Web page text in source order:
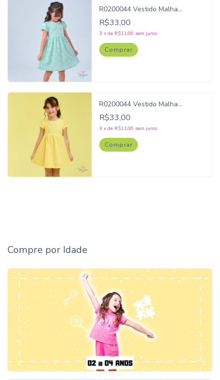
R0200044 Vestido Malha
Bordado Lívia Verde
R$33,00
3 x de R$11,00 sem juros
Comprar
R0200044 Vestido Malha
Bordado Lívia Amarelo
R$33,00
3 x de R$11,00 sem juros
Comprar
Compre por Idade